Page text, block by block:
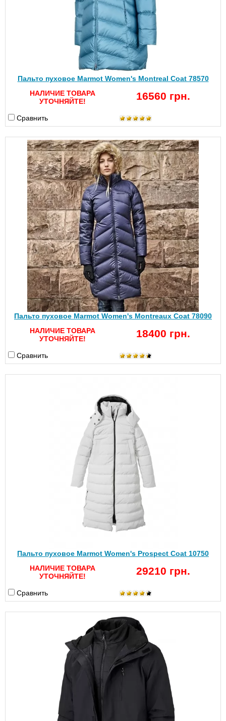
Пальто пуховое Marmot Women's Montreal Coat 78570
НАЛИЧИЕ ТОВАРА
УТОЧНЯЙТЕ!
16560 грн.
Сравнить
Пальто пуховое Marmot Women's Montreaux Coat 78090
НАЛИЧИЕ ТОВАРА
УТОЧНЯЙТЕ!
18400 грн.
Сравнить
Пальто пуховое Marmot Women's Prospect Coat 10750
НАЛИЧИЕ ТОВАРА
УТОЧНЯЙТЕ!
29210 грн.
Сравнить